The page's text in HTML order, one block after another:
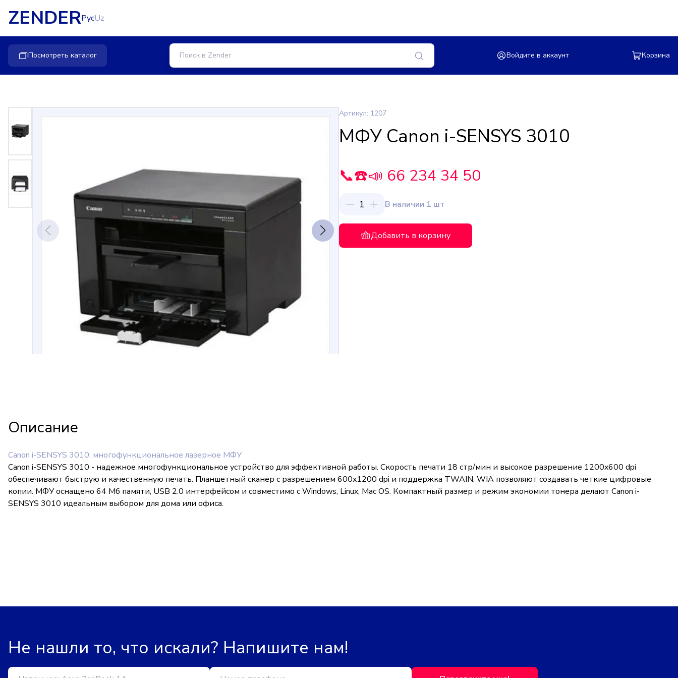
ZENDERРусUz
Посмотреть каталог Войдите в аккаунт Корзина
Артикул: 1207
МФУ Canon i-SENSYS 3010
📞☎️📣 66 234 34 50
1 В наличии 1 шт
Добавить в корзину
Описание
Canon i-SENSYS 3010: многофункциональное лазерное МФУ
Canon i-SENSYS 3010 - надежное многофункциональное устройство для эффективной работы. Скорость печати 18 стр/мин и высокое разрешение 1200x600 dpi
обеспечивают быструю и качественную печать. Планшетный сканер с разрешением 600x1200 dpi и поддержка TWAIN, WIA позволяют создавать четкие цифровые
копии. МФУ оснащено 64 Мб памяти, USB 2.0 интерфейсом и совместимо с Windows, Linux, Mac OS. Компактный размер и режим экономии тонера делают Canon i-
SENSYS 3010 идеальным выбором для дома или офиса.
Не нашли то, что искали? Напишите нам!